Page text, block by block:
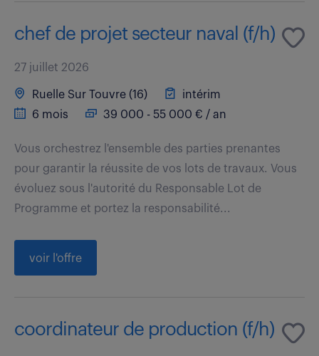
chef de projet secteur naval (f/h)
27 juillet 2026
Ruelle Sur Touvre (16)
intérim
6 mois
39 000 - 55 000 € / an
Vous orchestrez l'ensemble des parties prenantes
pour garantir la réussite de vos lots de travaux. Vous
évoluez sous l'autorité du Responsable Lot de
Programme et portez la responsabilité...
voir l'offre
coordinateur de production (f/h)